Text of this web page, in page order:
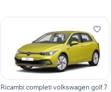
Ricambi completi volkswagen golf 7